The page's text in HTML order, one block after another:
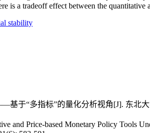
is a tradeoff effect between the quantitative
stability
于“多指标”的量化分析视角[J]. 东北大
and Price-based Monetary Policy Tools